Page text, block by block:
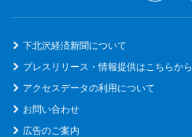
下北沢経済新聞について
プレスリリース・情報提供はこちらから
アクセスデータの利用について
お問い合わせ
広告のご案内